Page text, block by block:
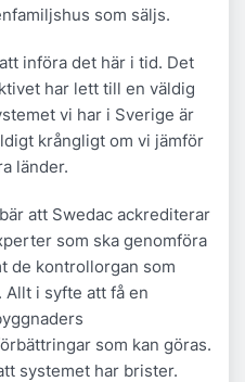
som säljs.
införa det här i tid. Det
har lett till en väldig
vi har i Sverige är
krångligt om vi jämför
länder.
att Swedac ackrediterar
som ska genomföra
de kontrollorgan som
i syfte att få en
som kan göras.
systemet har brister.